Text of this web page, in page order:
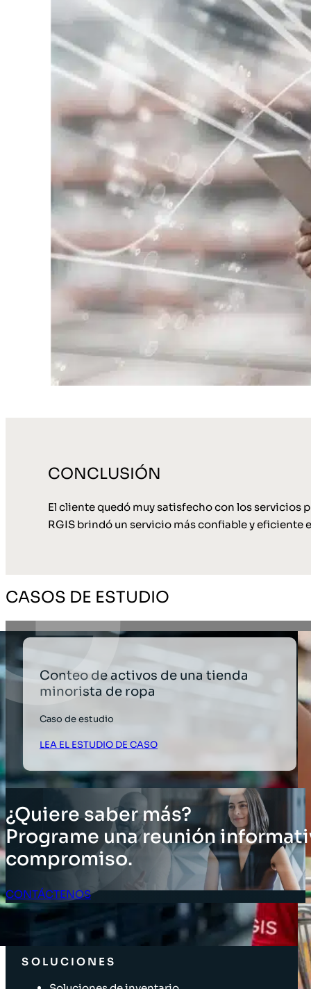
CONCLUSIÓN
El cliente quedó muy satisfecho con los servicios
RGIS brindó un servicio más confiable y
CASOS DE ESTUDIO
Conteo de activos de una tienda
minorista de ropa
Caso de estudio
LEA EL ESTUDIO DE CASO
¿Quiere saber más?
Programe una reunión
compromiso.
CONTÁCTENOS
Acceso Clientes
SOLUCIONES